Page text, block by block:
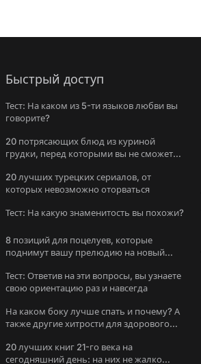
Быстрый доступ
Тест: На каком из 5-ти языков любви вы
говорите?
20 потрясающих блюд из куриной
грудки, перед которыми вы не сможете
20 лучших турецких сериалов, от
которых невозможно оторваться
Тест: На какую знаменитость вы похожи?
8 позиций для поцелуев, которые
поднимут вашу прелюдию на новый
Тест: Ответив на эти вопросы, вы узнаете
свою ориентацию раз и навсегда
На каком боку лучше спать и почему? А
также другие хитрости для здорового
20 лучших книг 21-го века на
сегодняшний день: на них не жалко